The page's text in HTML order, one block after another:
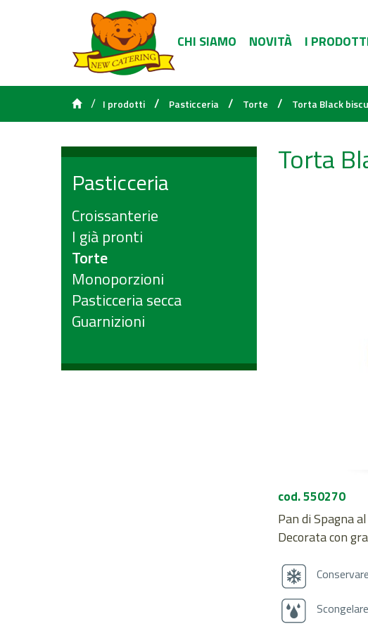
CHI SIAMO NOVITÀ I
/ I prodotti / Pasticceria / Torte / Torta Black
Pasticceria
Croissanterie
I già pronti
Torte
Monoporzioni
Pasticceria secca
Guarnizioni
Torta
cod. 550270
Pan di Spagna
Decorata con